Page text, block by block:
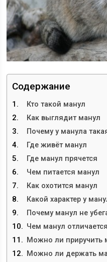
Содержание
Кто такой манул
Как выглядит манул
Почему у манула
Где живёт манул
Где манул прячется
Чем питается манул
Как охотится манул
Какой характер у
Почему манул не
Чем манул
Можно ли приручить
Можно ли держать